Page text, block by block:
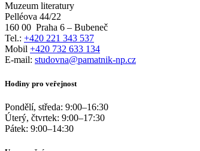
Muzeum literatury
Pelléova 44/22
160 00 Praha 6 – Bubeneč
Tel.: +420 221 343 537
Mobil +420 732 633 134
E-mail: studovna@pamatnik-np.cz
Hodiny pro veřejnost
Pondělí, středa: 9:00–16:30
Úterý, čtvrtek: 9:00–17:30
Pátek: 9:00–14:30